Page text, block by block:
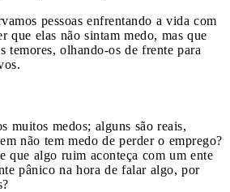
pessoas enfrentando a vida com
que elas não sintam medo, mas que
temores, olhando-os de frente para
muitos medos; alguns são reais,
não tem medo de perder o emprego?
que algo ruim aconteça com um ente
pânico na hora de falar algo, por